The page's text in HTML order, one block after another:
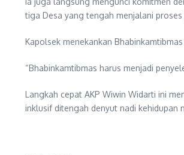
tiga Desa yang tengah menjalani
Kapolsek menekankan
“Bhabinkamtibmas harus menjadi
Langkah cepat AKP Wiwin Widarti ini
inklusif ditengah denyut nadi kehidupan